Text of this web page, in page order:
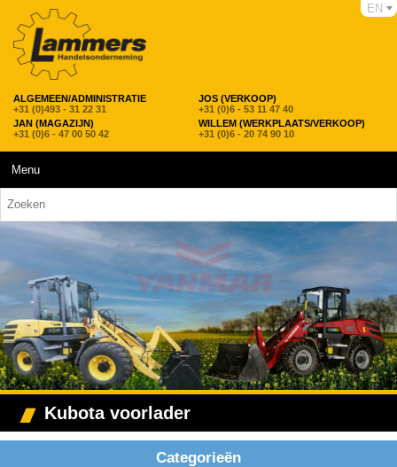
ALGEMEEN/ADMINISTRATIE
+31 (0)493 - 31 22 31
JOS (VERKOOP)
+31 (0)6 - 53 11 47 40
JAN (MAGAZIJN)
+31 (0)6 - 47 00 50 42
WILLEM (WERKPLAATS/VERKOOP)
+31 (0)6 - 20 74 90 10
EN
Menu
Kubota voorlader
Categorieën